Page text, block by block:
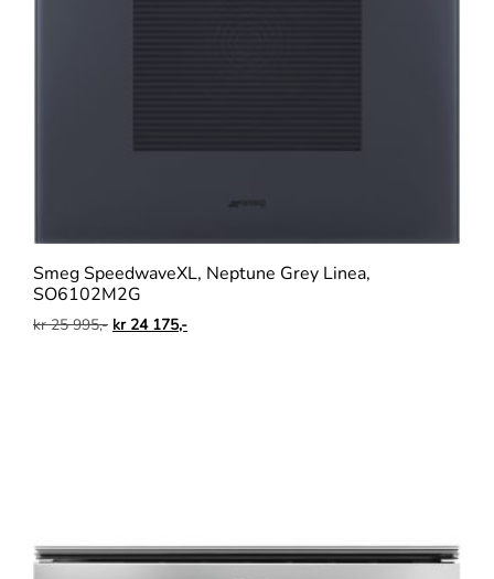
Smeg SpeedwaveXL, Neptune Grey Linea,
SO6102M2G
kr25 995,- kr24 175,-